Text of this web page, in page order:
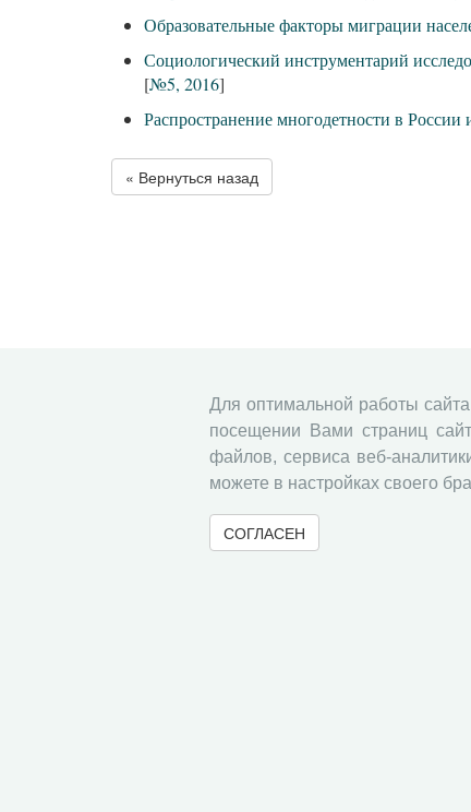
Образовательные факторы миграции
Социологический инструментарий
[№5, 2016]
Распространение многодетности в России
« Вернуться назад
Для оптимальной работы
посещении Вами страниц
файлов, сервиса веб-
можете в настройках своего
СОГЛАСЕН